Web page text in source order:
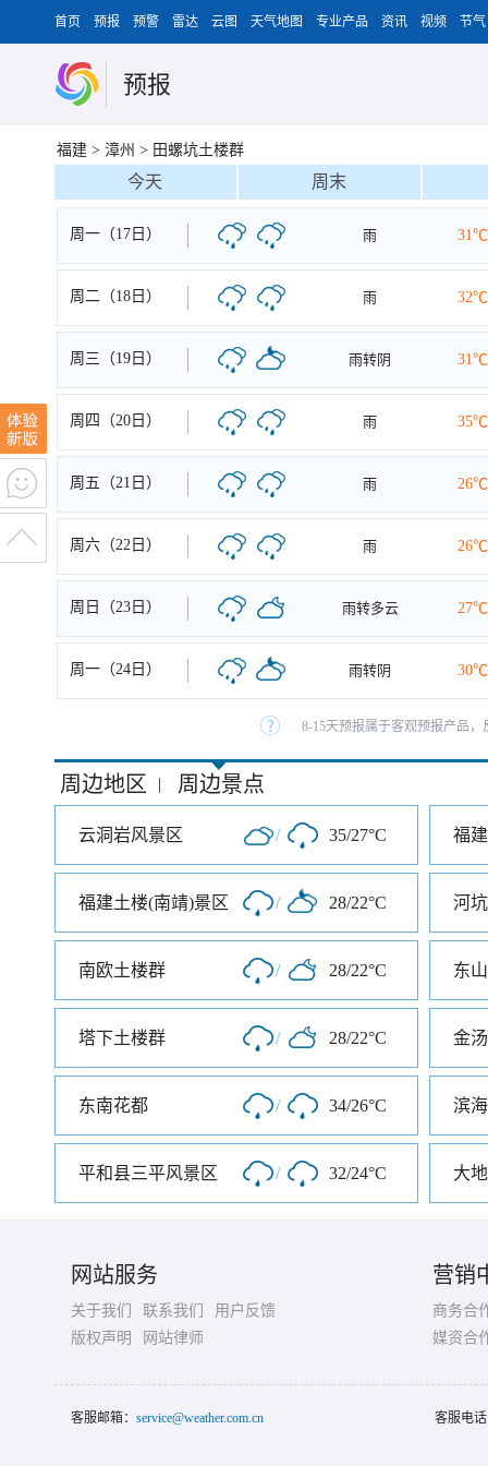
首页 预报 预警 雷达 云图 天气地图 专业产品 资讯 视频 节气
预报
福建 > 漳州 > 田螺坑土楼群
今天 周末
周一（17日） 雨 31℃
周二（18日） 雨 32℃
周三（19日） 雨转阴 31℃
周四（20日） 雨 35℃
周五（21日） 雨 26℃
周六（22日） 雨 26℃
周日（23日） 雨转多云 27℃
周一（24日） 雨转阴 30℃
8-15天预报属于客观预报产品
周边地区 | 周边景点
云洞岩风景区 / 35/27°C
福建土楼(南靖)景区 / 28/22°C 河
南欧土楼群 / 28/22°C 东
塔下土楼群 / 28/22°C
东南花都 / 34/26°C
平和县三平风景区 / 32/24°C 大
网站服务
关于我们 联系我们
用户反馈
版权声明
网站律师
营销
商务合
媒资合
客服邮箱： service@weather.com.cn 客服电